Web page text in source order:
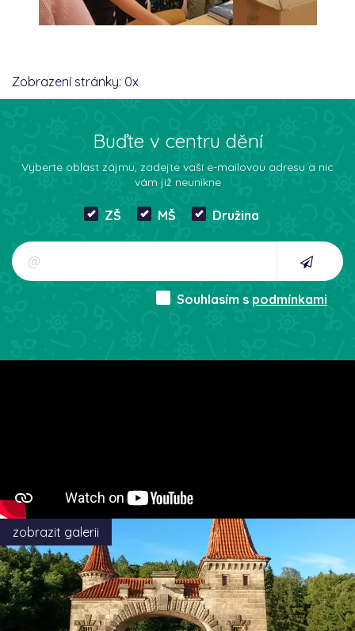
Zobrazení stránky: 0x
Buďte v centru dění
Vyberte oblast zájmu, zadejte vaší e-mailovou adresu a nic
vám již neunikne
ZŠ MŠ Družina
Souhlasím s podmínkami
zobrazit galerii